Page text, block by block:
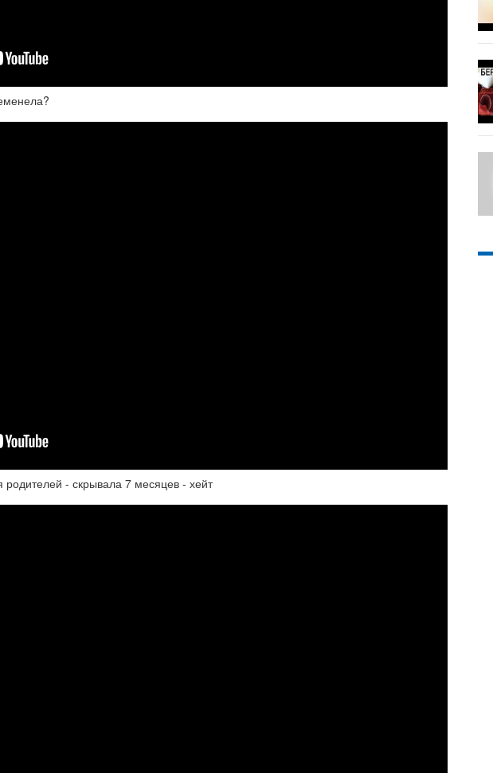
родителей - скрывала 7 месяцев - хейт